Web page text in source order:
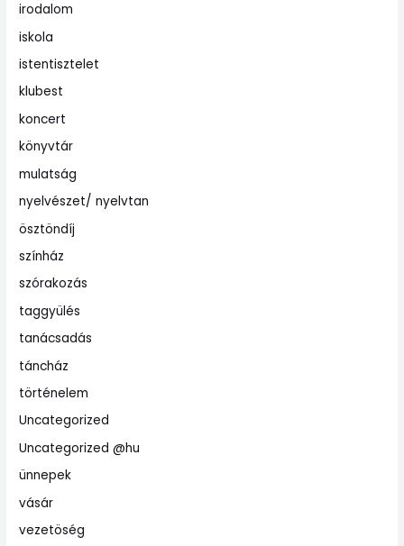
irodalom
iskola
istentisztelet
klubest
koncert
könyvtár
mulatság
nyelvészet/ nyelvtan
ösztöndíj
színház
szórakozás
taggyülés
tanácsadás
táncház
történelem
Uncategorized
Uncategorized @hu
ünnepek
vásár
vezetöség